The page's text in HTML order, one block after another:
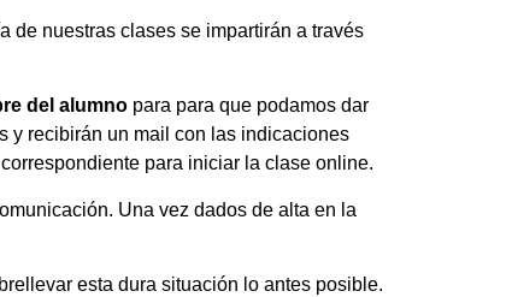
de nuestras clases se impartirán a través
del alumno para para que podamos dar
y recibirán un mail con las indicaciones
para iniciar la clase online.
Una vez dados de alta en la
esta dura situación lo antes posible.